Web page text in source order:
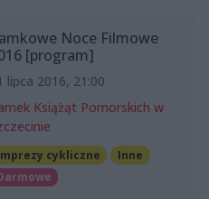
Noce Filmowe
[program]
lipca 2016, 21:00
Książąt Pomorskich w
cykliczne
Inne